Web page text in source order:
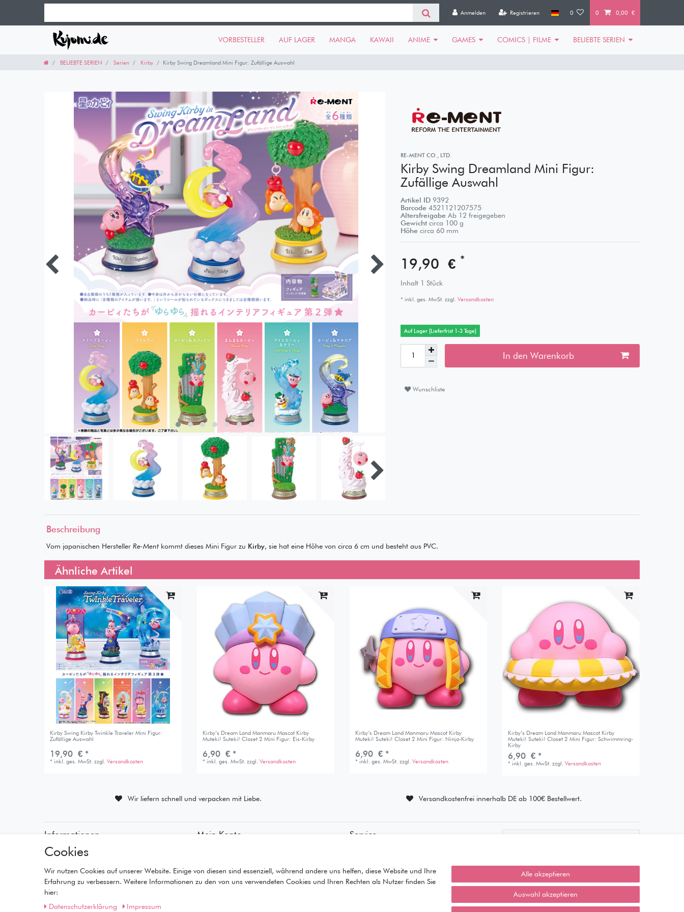
Anmelden Registrieren 0 0 0,00 €
VORBESTELLER AUF LAGER MANGA KAWAII ANIME GAMES COMICS | FILME BELIEBTE SERIEN
BELIEBTE SERIEN Serien Kirby Kirby Swing Dreamland Mini Figur: Zufällige Auswahl
RE-MENT CO., LTD.
Kirby Swing Dreamland Mini Figur:
Zufällige Auswahl
Artikel ID 9392
Barcode 4521121207575
Altersfreigabe Ab 12 freigegeben
Gewicht circa 100 g
Höhe circa 60 mm
19,90 € *
Inhalt 1 Stück
* inkl. ges. MwSt. zzgl. Versandkosten
Auf Lager [Lieferfrist 1-3 Tage]
In den Warenkorb
Wunschliste
Beschreibung
Vom japanischen Hersteller Re-Mentkommt dieses Mini Figur zu Kirby, sie hat eine Höhe von circa 6 cm und besteht aus PVC.
Ähnliche Artikel
Kirby Swing Kirby Twinkle Traveler Mini Figur:
Zufällige Auswahl
19,90 € *
* inkl. ges. MwSt. zzgl.Versandkosten
Kirby’s Dream Land Manmaru Mascot Kirby
Muteki! Suteki! Closet 2 Mini Figur: Eis-Kirby
6,90 € *
* inkl. ges. MwSt. zzgl.Versandkosten
Kirby’s Dream Land Manmaru Mascot Kirby
Muteki! Suteki! Closet 2 Mini Figur: Ninja-Kirby
6,90 € *
* inkl. ges. MwSt. zzgl.Versandkosten
Kirby’s Dream Land Manmaru Mascot Kirby
Muteki! Suteki! Closet 2 Mini Figur: Schwimmring-
Kirby
6,90 € *
* inkl. ges. MwSt. zzgl.Versandkosten
Wir liefern schnell und verpacken mit Liebe. Versandkostenfrei innerhalb DE ab 100€ Bestellwert.
Informationen
• Zahlungsarten
• Versandinformationen
• Lieferzeiten
• Widerrufsrecht
Mein Konto
• Warenkorb
• Kasse
Service
• AGB
• Impressum
abholen?
Ist die Ware neuverpackt?
Muss ich Vorbesteller-Artikel
Cookies
Wir nutzen Cookies auf unserer Website. Einige von diesen sind essenziell, während andere uns helfen, diese Website und Ihre
Erfahrung zu verbessern. Weitere Informationen zu den von uns verwendeten Cookies und Ihren Rechten als Nutzer finden Sie
hier:
Daten­schutz­erklärung
Impressum
Alle akzeptieren
Auswahl akzeptieren